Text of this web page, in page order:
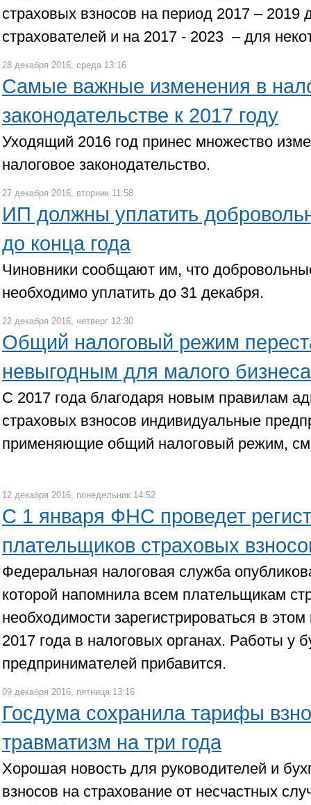
страховых взносов на период 2017 – 2019
страхователей и на 2017 - 2023 – для
28 декабря 2016, среда 13:16
Самые важные изменения в
законодательстве к 2017 году
Уходящий 2016 год принес множество
налоговое законодательство.
27 декабря 2016, вторник 11:58
ИП должны уплатить
до конца года
Чиновники сообщают им, что
необходимо уплатить до 31 декабря.
22 декабря 2016, четверг 12:30
Общий налоговый режим
невыгодным для малого бизнеса
С 2017 года благодаря новым правилам
страховых взносов индивидуальные
применяющие общий налоговый режим,
12 декабря 2016, понедельник 14:52
С 1 января ФНС проведет
плательщиков страховых
Федеральная налоговая служба
которой напомнила всем плательщикам
необходимости зарегистрироваться в
2017 года в налоговых органах. Работы у
предпринимателей прибавится.
09 декабря 2016, пятница 13:16
Госдума сохранила тарифы
травматизм на три года
Хорошая новость для руководителей и
взносов на страхование от несчастных